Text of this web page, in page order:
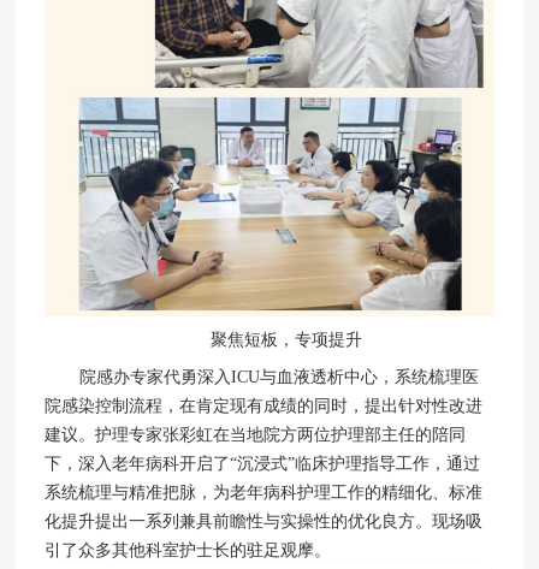
聚焦短板，专项提升
院感办专家代勇深入ICU与血液透析中心，系统梳理医
院感染控制流程，在肯定现有成绩的同时，提出针对性改进
建议。护理专家张彩虹在当地院方两位护理部主任的陪同
下，深入老年病科开启了“沉浸式”临床护理指导工作，通过
系统梳理与精准把脉，为老年病科护理工作的精细化、标准
化提升提出一系列兼具前瞻性与实操性的优化良方。现场吸
引了众多其他科室护士长的驻足观摩。